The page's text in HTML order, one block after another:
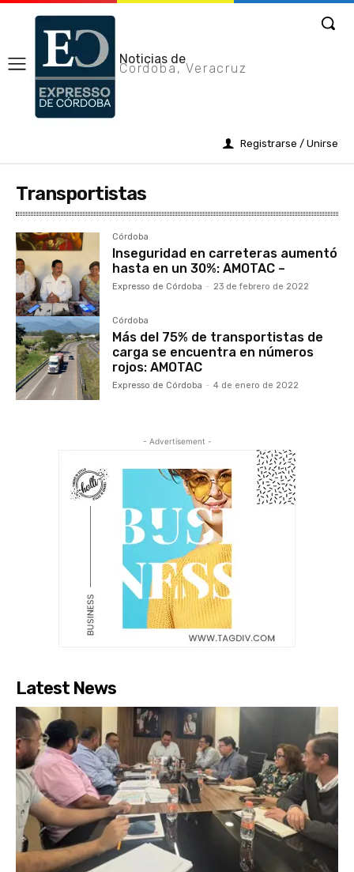
Noticias de
Cordoba, Veracruz
Registrarse / Unirse
Transportistas
Córdoba
Inseguridad en carreteras aumentó
hasta en un 30%: AMOTAC –
Expresso de Córdoba - 23 de febrero de 2022
Córdoba
Más del 75% de transportistas de
carga se encuentra en números
rojos: AMOTAC
Expresso de Córdoba - 4 de enero de 2022
- Advertisement -
Latest News